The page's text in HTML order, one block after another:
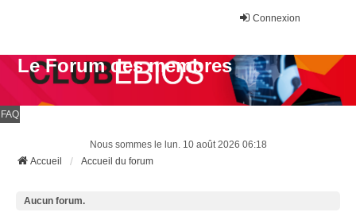
Connexion
Le Forum des membres
FAQ
Nous sommes le lun. 10 août 2026 06:18
Accueil
Accueil du forum
Aucun forum.